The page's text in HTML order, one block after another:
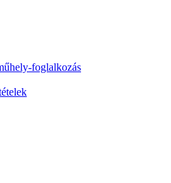
foglalkozás